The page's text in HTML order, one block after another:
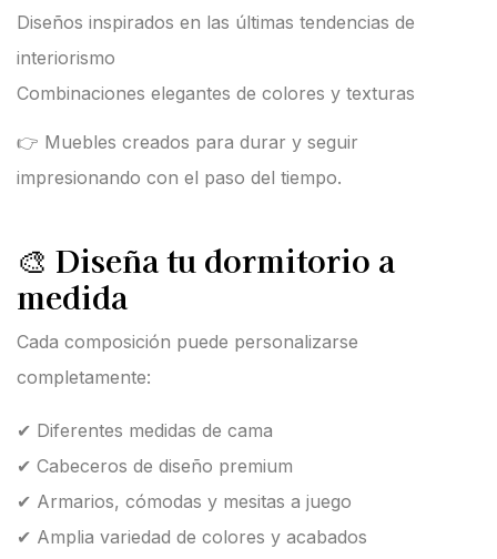
Diseños inspirados en las últimas tendencias de
interiorismo
Combinaciones elegantes de colores y texturas
👉 Muebles creados para durar y seguir
impresionando con el paso del tiempo.
🎨 Diseña tu dormitorio a
medida
Cada composición puede personalizarse
completamente:
✔ Diferentes medidas de cama
✔ Cabeceros de diseño premium
✔ Armarios, cómodas y mesitas a juego
✔ Amplia variedad de colores y acabados